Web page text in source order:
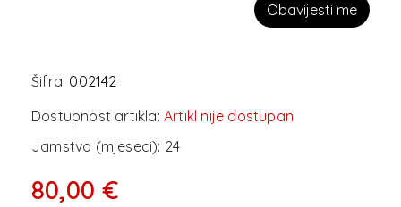
Obavijesti me
Šifra: 002142
Dostupnost artikla: Artikl nije dostupan
Jamstvo (mjeseci): 24
80,00 €